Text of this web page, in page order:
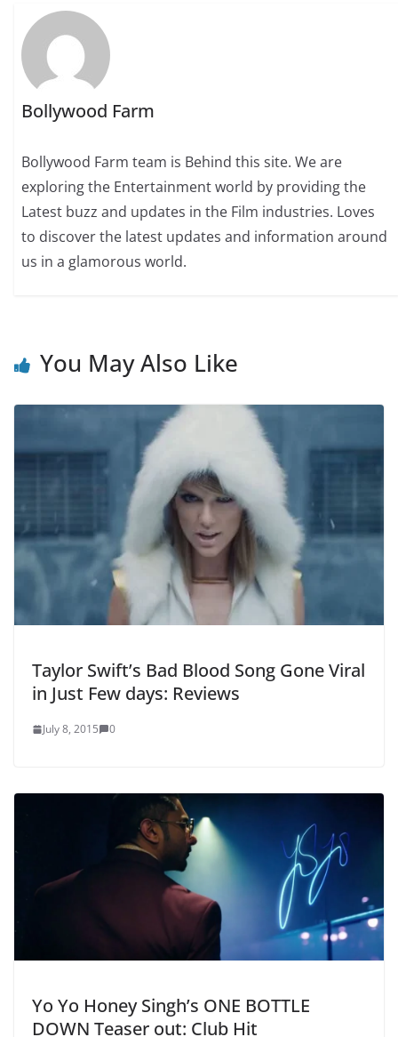
Bollywood Farm
Bollywood Farm team is Behind this site. We are
exploring the Entertainment world by providing the
Latest buzz and updates in the Film industries. Loves
to discover the latest updates and information around
us in a glamorous world.
You May Also Like
Taylor Swift’s Bad Blood Song Gone Viral
in Just Few days: Reviews
July 8, 2015 0
Yo Yo Honey Singh’s ONE BOTTLE
DOWN Teaser out: Club Hit